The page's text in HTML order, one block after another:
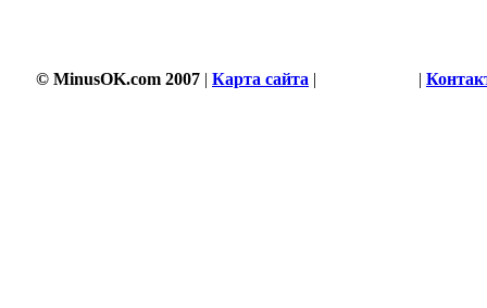
© MinusOK.com 2007 | Карта сайта | |